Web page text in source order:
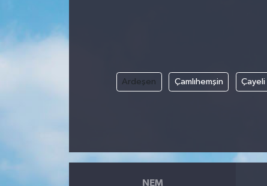
Ardeşen Çamlıhemşin Çayeli
NEM